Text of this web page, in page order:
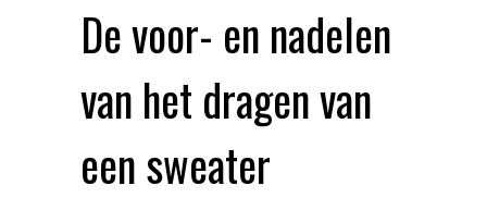
De voor- en nadelen
van het dragen van
een sweater